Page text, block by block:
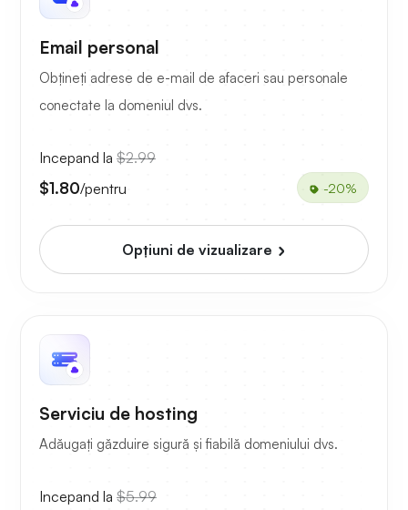
Email personal
Obțineți adrese de e-mail de afaceri sau personale
conectate la domeniul dvs.
Incepand la $2.99
$1.80/pentru -20%
Opțiuni de vizualizare
Serviciu de hosting
Adăugați găzduire sigură și fiabilă domeniului dvs.
Incepand la $5.99